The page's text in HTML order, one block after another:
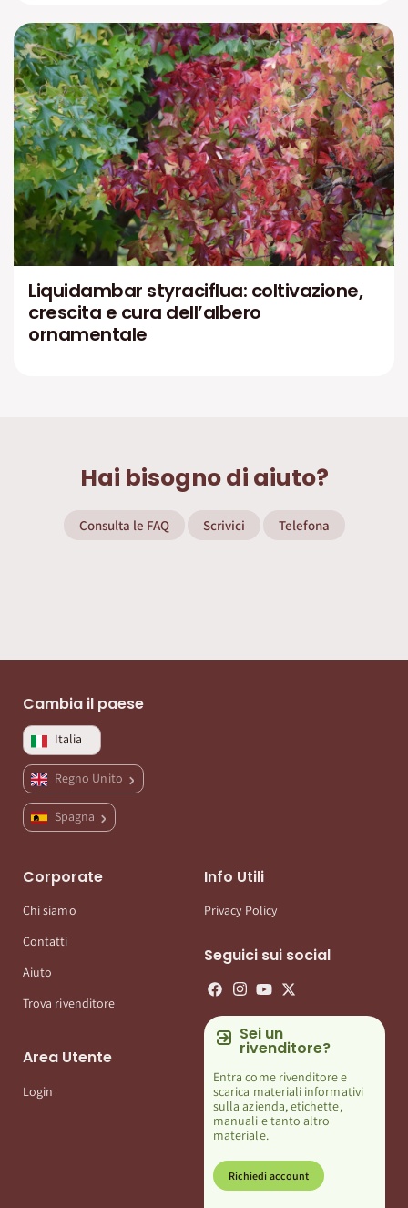
Liquidambar styraciflua: coltivazione,
crescita e cura dell’albero
ornamentale
Hai bisogno di aiuto?
Consulta le FAQ Scrivici Telefona
Cambia il paese
Italia
Regno Unito
Spagna
Corporate
Chi siamo
Contatti
Aiuto
Trova rivenditore
Area Utente
Login
Info Utili
Privacy Policy
Seguici sui social
Sei un
rivenditore?
Entra come rivenditore e
scarica materiali informativi
sulla azienda, etichette,
manuali e tanto altro
materiale.
Richiedi account